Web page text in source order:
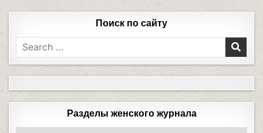
Поиск по сайту
Разделы женского журнала